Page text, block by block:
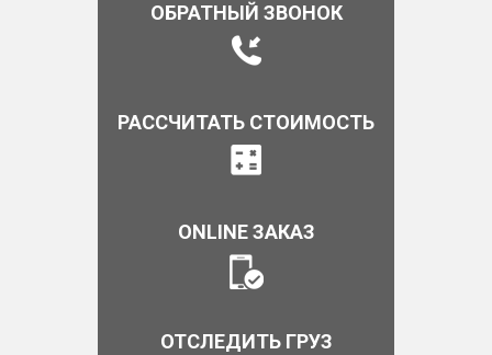
ОБРАТНЫЙ ЗВОНОК
РАССЧИТАТЬ СТОИМОСТЬ
ONLINE ЗАКАЗ
ОТСЛЕДИТЬ ГРУЗ